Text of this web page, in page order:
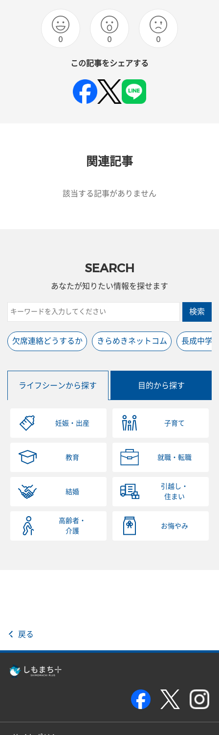
0 0 0
この記事をシェアする
関連記事
該当する記事がありません
SEARCH
あなたが知りたい情報を探せます
検索
欠席連絡どうするか きらめきネットコム 長成中学
ライフシーンから探す 目的から探す
妊娠・出産 子育て
教育 就職・転職
結婚
引越し・
住まい
高齢者・
介護
お悔やみ
戻る